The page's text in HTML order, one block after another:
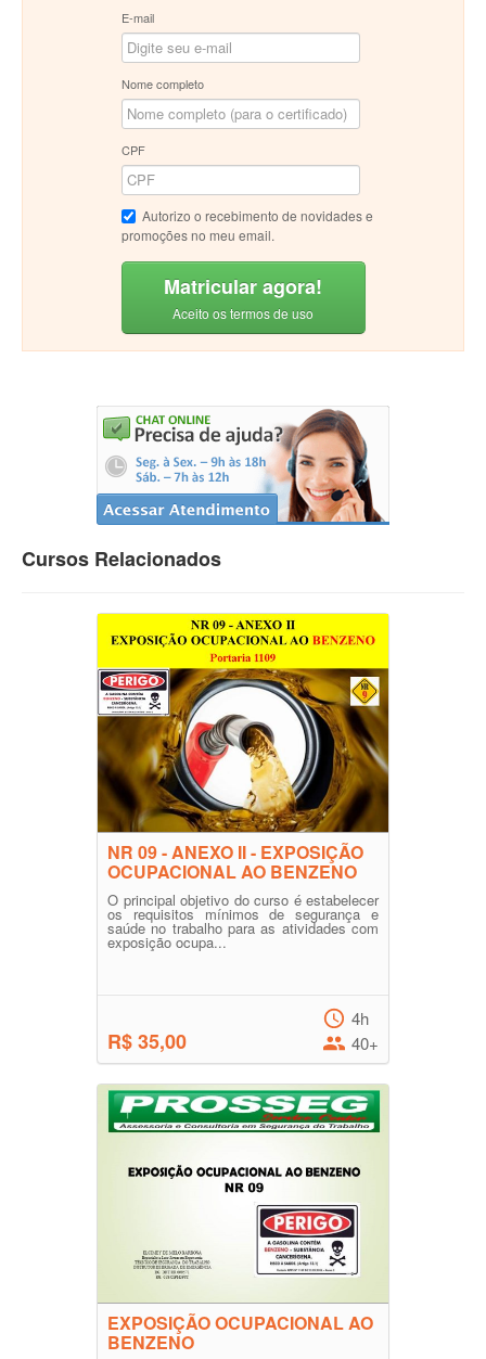
E-mail
Nome completo
CPF
Autorizo o recebimento de novidades e
promoções no meu email.
Matricular agora!
Aceito os termos de uso
Cursos Relacionados
NR 09 - ANEXO II - EXPOSIÇÃO
OCUPACIONAL AO BENZENO
O principal objetivo do curso é estabelecer
os requisitos mínimos de segurança e
saúde no trabalho para as atividades com
exposição ocupa...
R$ 35,00
4h
40+
EXPOSIÇÃO OCUPACIONAL AO
BENZENO